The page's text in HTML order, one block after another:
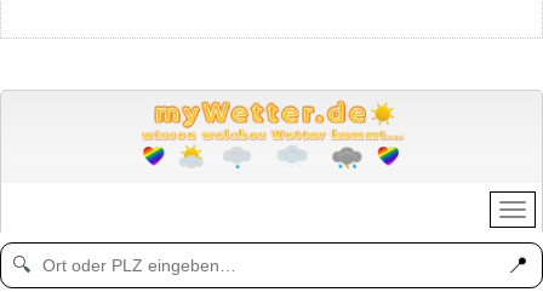
🔍 📍